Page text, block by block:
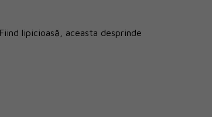
lipicioasă, aceasta desprinde